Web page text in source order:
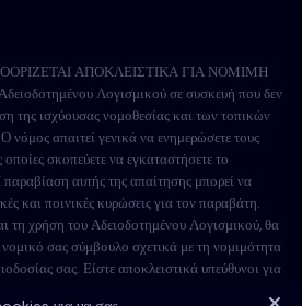
ΑΠΟΚΛΕΙΣΤΙΚΑ ΓΙΑ ΝΟΜΙΜΗ
Λογισμικού σε συσκευή που δεν
της ισχύουσας νομοθεσίας και των τοπικών
νόμος απαιτεί γενικά να ενημερώσετε τους
σκοπεύετε να εγκαταστήσετε το
αυτής της απαίτησης μπορεί να
και ποινικές κυρώσεις για τον παραβάτη.
τη χρήση του Αδειοδοτημένου Λογισμικού, θα
νομικό σας σύμβουλο σχετικά με τη νομιμότητα
σας. Είστε αποκλειστικά υπεύθυνοι για